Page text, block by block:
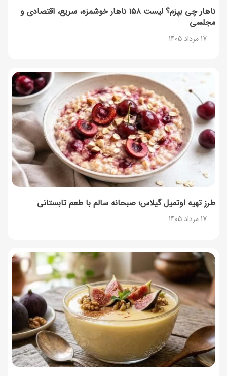
ناهار چی بپزم؟ لیست ۱۵۸ ناهار خوشمزه، سریع، اقتصادی و
مجلسی
17 مرداد 1405
طرز تهیه اوتمیل گیلاس؛ صبحانه سالم با طعم تابستانی
17 مرداد 1405